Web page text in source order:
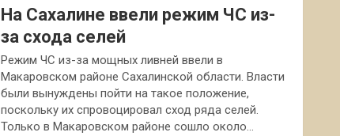
На Сахалине ввели режим ЧС из-
за схода селей
Режим ЧС из-за мощных ливней ввели в
Макаровском районе Сахалинской области. Власти
были вынуждены пойти на такое положение,
поскольку их спровоцировал сход ряда селей.
Только в Макаровском районе сошло около…